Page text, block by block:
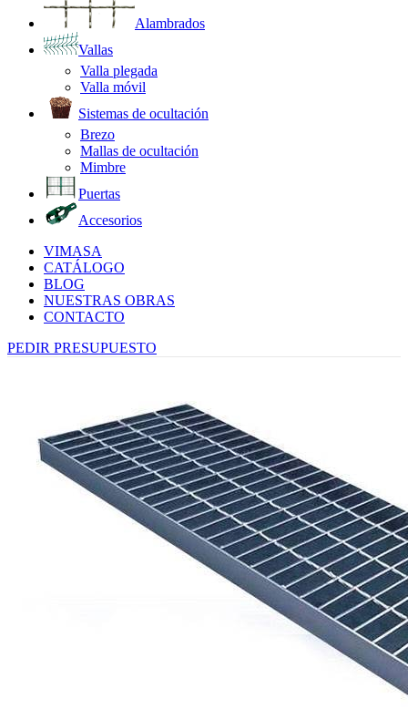
Alambrados
Vallas
Valla plegada
Valla móvil
Sistemas de ocultación
Brezo
Mallas de ocultación
Mimbre
Puertas
Accesorios
VIMASA
CATÁLOGO
BLOG
NUESTRAS OBRAS
CONTACTO
PEDIR PRESUPUESTO